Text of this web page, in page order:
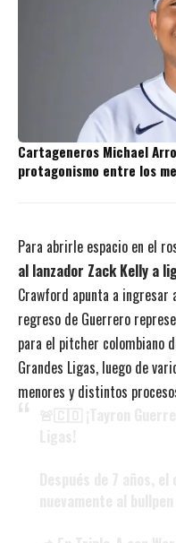
Cartageneros Michael
protagonismo entre los
Para abrirle espacio en el
al lanzador Zack Kelly a
Crawford apunta a
regreso de Guerrero
para el pitcher colombiano
Grandes Ligas, luego de
menores y distintos